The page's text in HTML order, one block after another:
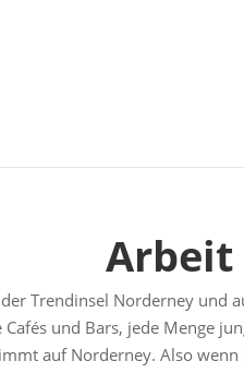
Arbeit
Trendinsel Norderney und
Cafés und Bars, jede Menge
auf Norderney. Also